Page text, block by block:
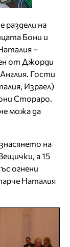
раздели на
Бони и
–
от Джорди
Гости
Израел)
Стораро.
можа да
на
а 15
огнени
Наталия